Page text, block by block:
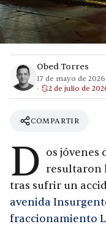
Obed Torres
17 de mayo de 2026
2 de julio de
COMPARTIR
D os jóvenes
resultaron
tras sufrir un
avenida
fraccionamiento